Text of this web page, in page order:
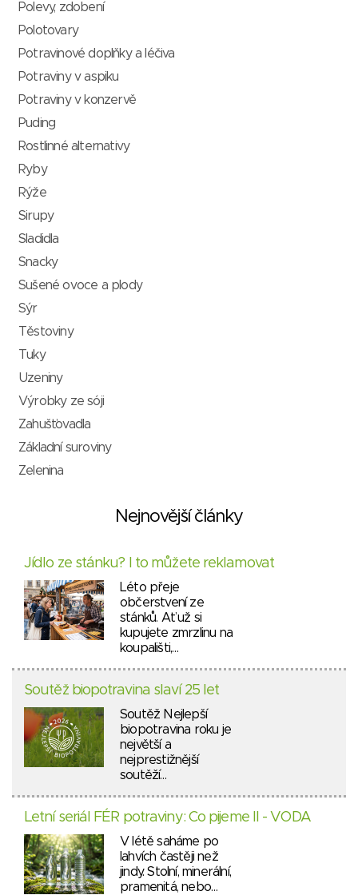
Polevy, zdobení
Polotovary
Potravinové doplňky a léčiva
Potraviny v aspiku
Potraviny v konzervě
Puding
Rostlinné alternativy
Ryby
Rýže
Sirupy
Sladidla
Snacky
Sušené ovoce a plody
Sýr
Těstoviny
Tuky
Uzeniny
Výrobky ze sóji
Zahušťovadla
Základní suroviny
Zelenina
Nejnovější články
Jídlo ze stánku? I to můžete reklamovat
Léto přeje
občerstvení ze
stánků. Ať už si
kupujete zmrzlinu na
koupališti,…
Soutěž biopotravina slaví 25 let
Soutěž Nejlepší
biopotravina roku je
největší a
nejprestižnější
soutěží…
Letní seriál FÉR potraviny: Co pijeme II - VODA
V létě saháme po
lahvích častěji než
jindy. Stolní, minerální,
pramenitá, nebo…